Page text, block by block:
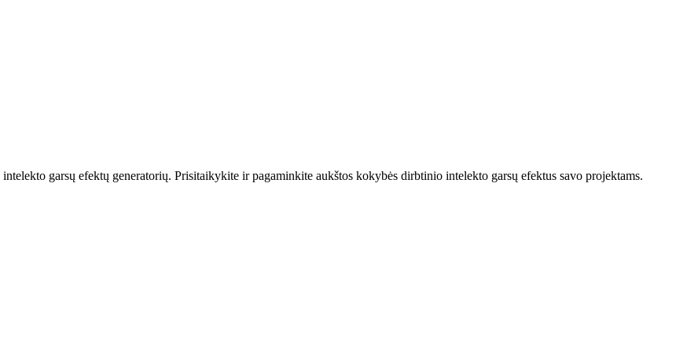
garsų efektų generatorių. Prisitaikykite ir pagaminkite aukštos kokybės dirbtinio intelekto garsų efektus savo projektams.